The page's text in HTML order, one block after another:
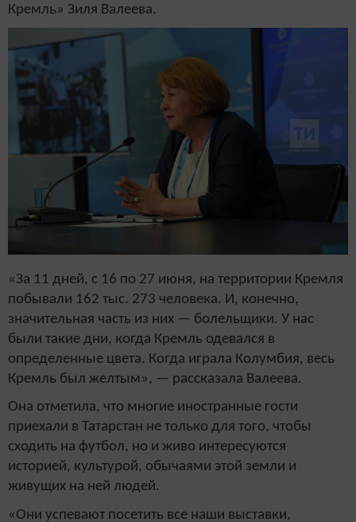
Кремль» Зиля Валеева.
«За 11 дней, с 16 по 27 июня, на территории Кремля
побывали 162 тыс. 273 человека. И, конечно,
значительная часть из них — болельщики. У нас
были такие дни, когда Кремль одевался в
определенные цвета. Когда играла Колумбия, весь
Кремль был желтым», — рассказала Валеева.
Она отметила, что многие иностранные гости
приехали в Татарстан не только для того, чтобы
сходить на футбол, но и живо интересуются
историей, культурой, обычаями этой земли и
живущих на ней людей.
«Они успевают посетить все наши выставки,